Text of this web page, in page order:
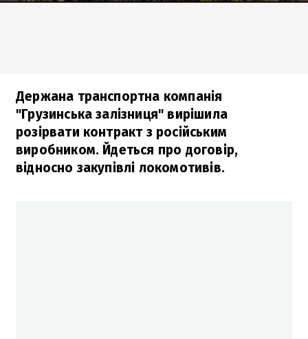
Держана транспортна компанія
"Грузинська залізниця" вирішила
розірвати контракт з російським
виробником. Йдеться про договір,
відносно закупівлі локомотивів.